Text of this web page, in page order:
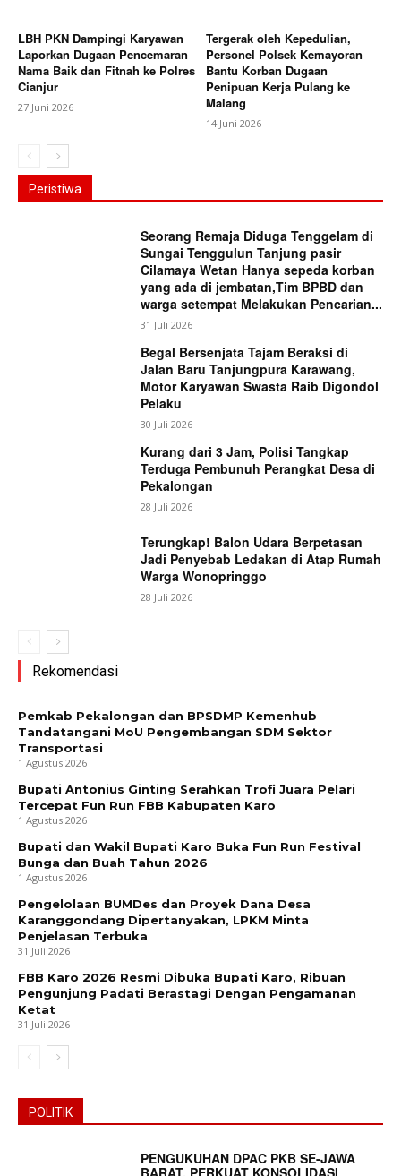
News Week
SUBSCRIBE NOW
LBH PKN Dampingi Karyawan
Laporkan Dugaan Pencemaran
Nama Baik dan Fitnah ke Polres
Cianjur
27 Juni 2026
Tergerak oleh Kepedulian,
Personel Polsek Kemayoran
Bantu Korban Dugaan
Penipuan Kerja Pulang ke
Malang
14 Juni 2026
Peristiwa
Seorang Remaja Diduga Tenggelam di
Sungai Tenggulun Tanjung pasir
Cilamaya Wetan Hanya sepeda korban
yang ada di jembatan,Tim BPBD dan
warga setempat Melakukan Pencarian...
31 Juli 2026
Begal Bersenjata Tajam Beraksi di
Jalan Baru Tanjungpura Karawang,
Motor Karyawan Swasta Raib Digondol
Pelaku
30 Juli 2026
Kurang dari 3 Jam, Polisi Tangkap
Terduga Pembunuh Perangkat Desa di
Pekalongan
28 Juli 2026
Terungkap! Balon Udara Berpetasan
Jadi Penyebab Ledakan di Atap Rumah
Warga Wonopringgo
28 Juli 2026
Rekomendasi
Pemkab Pekalongan dan BPSDMP Kemenhub
Tandatangani MoU Pengembangan SDM Sektor
Transportasi
1 Agustus 2026
Bupati Antonius Ginting Serahkan Trofi Juara Pelari
Tercepat Fun Run FBB Kabupaten Karo
1 Agustus 2026
Bupati dan Wakil Bupati Karo Buka Fun Run Festival
Bunga dan Buah Tahun 2026
1 Agustus 2026
Pengelolaan BUMDes dan Proyek Dana Desa
Karanggondang Dipertanyakan, LPKM Minta
Penjelasan Terbuka
31 Juli 2026
FBB Karo 2026 Resmi Dibuka Bupati Karo, Ribuan
Pengunjung Padati Berastagi Dengan Pengamanan
Ketat
31 Juli 2026
POLITIK
PENGUKUHAN DPAC PKB SE-JAWA